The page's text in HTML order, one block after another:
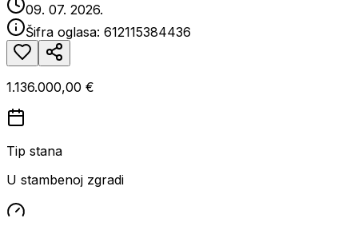
09. 07. 2026.
Šifra oglasa: 612115384436
1.136.000,00 €
Tip stana
U stambenoj zgradi